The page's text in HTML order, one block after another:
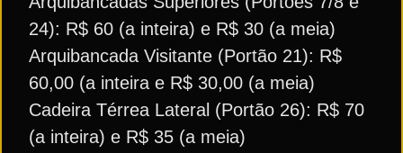
24): R$ 60 (a inteira) e R$ 30 (a meia)
Arquibancada Visitante (Portão 21): R$
60,00 (a inteira e R$ 30,00 (a meia)
Cadeira Térrea Lateral (Portão 26): R$ 70
(a inteira) e R$ 35 (a meia)